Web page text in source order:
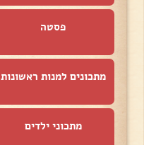
פסטה
מתכונים למנות ראשונות
מתכוני ילדים